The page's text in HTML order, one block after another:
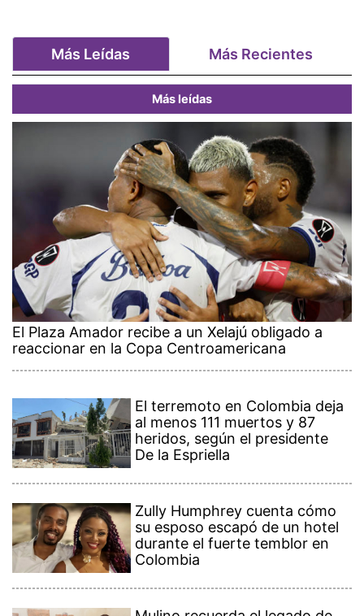
Más Leídas Más Recientes
Más leídas
El Plaza Amador recibe a un Xelajú obligado a
reaccionar en la Copa Centroamericana
El terremoto en Colombia deja
al menos 111 muertos y 87
heridos, según el presidente
De la Espriella
Zully Humphrey cuenta cómo
su esposo escapó de un hotel
durante el fuerte temblor en
Colombia